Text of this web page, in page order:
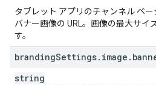
タブレット アプリのチャンネル ペ
バナー画像の URL。画像の最大サイ
す。
brandingSettings. image .
string